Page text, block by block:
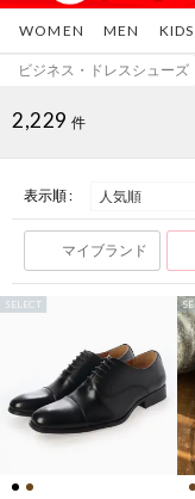
WOMEN MEN KIDS
ビジネス・ドレスシューズ
2,229 件
表示順 :
マイブランド
SELECT